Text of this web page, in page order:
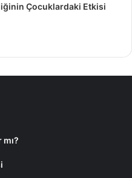
Çocuklardaki Etkisi
mı?